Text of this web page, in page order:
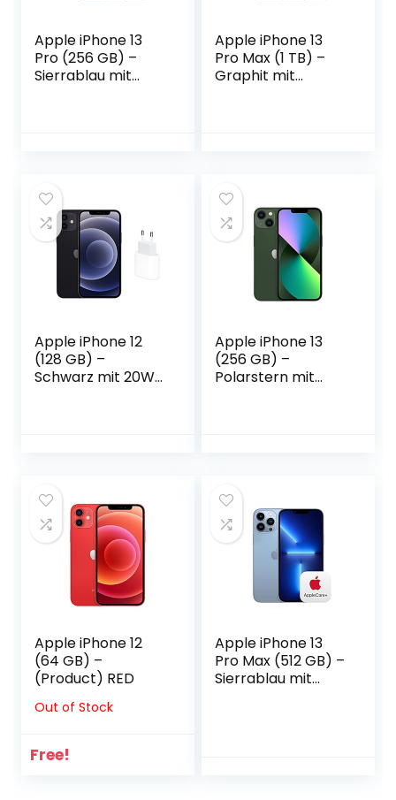
Apple iPhone 13
Pro (256 GB) –
Sierrablau mit
Apple iPhone 13
Pro Max (1 TB) –
Graphit mit
Apple iPhone 12
(128 GB) –
Schwarz mit 20W
Apple iPhone 13
(256 GB) –
Polarstern mit
Apple iPhone 12
(64 GB) –
(Product) RED
Out of Stock
Free!
Apple iPhone 13
Pro Max (512 GB) –
Sierrablau mit